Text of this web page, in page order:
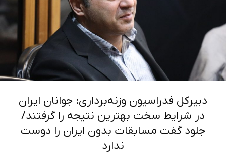
دبیرکل فدراسیون وزنه‌برداری: جوانان ایران
در شرایط سخت بهترین نتیجه را گرفتند/
جلود گفت مسابقات بدون ایران را دوست
ندارد